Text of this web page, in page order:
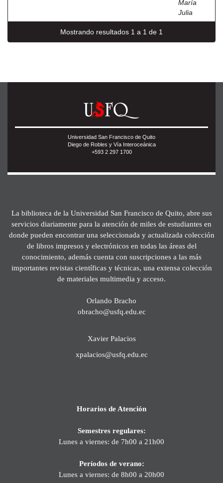
María
Julia
Mostrando resultados 1 a 1 de 1
Universidad San Francisco de Quito
Diego de Robles y Vía Interoceánica
+593 2 297 1700
La biblioteca de la Universidad San Francisco de Quito, abre sus
servicios diariamente para la atención de miles de estudiantes en
donde pueden encontrar una seleccionada y actualizada colección
de libros impresos y electrónicos en todas las áreas del
conocimiento, además cuenta con suscripciones a las más
importantes revistas científicas y técnicas, una extensa colección
de materiales multimedia y acceso.
Orlando Bracho
obracho@usfq.edu.ec
Xavier Palacios
xpalacios@usfq.edu.ec
Horarios de Atención
Semestres regulares:
Lunes a viernes: de 7h00 a 21h00
Períodos de verano:
Lunes a viernes: de 8h00 a 20h00